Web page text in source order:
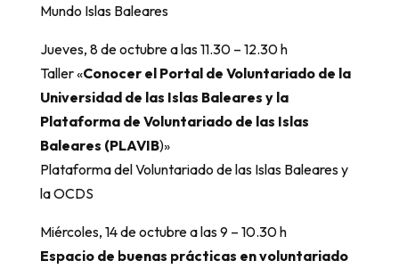
Mundo Islas Baleares
Jueves, 8 de octubre a las 11.30 – 12.30 h
Taller «Conocer el Portal de Voluntariado de la
Universidad de las Islas Baleares y la
Plataforma de Voluntariado de las Islas
Baleares (PLAVIB)»
Plataforma del Voluntariado de las Islas Baleares y
la OCDS
Miércoles, 14 de octubre a las 9 – 10.30 h
Espacio de buenas prácticas en voluntariado